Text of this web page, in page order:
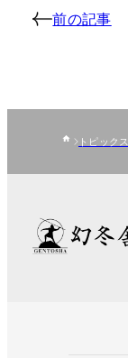
前の記事
トピックス